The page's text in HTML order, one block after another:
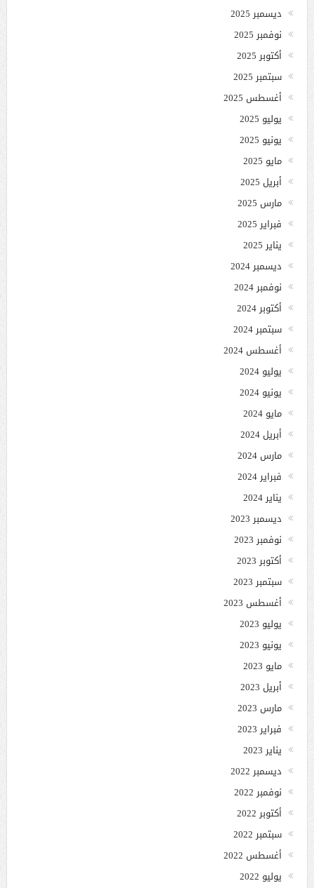
ديسمبر 2025
نوفمبر 2025
أكتوبر 2025
سبتمبر 2025
أغسطس 2025
يوليو 2025
يونيو 2025
مايو 2025
أبريل 2025
مارس 2025
فبراير 2025
يناير 2025
ديسمبر 2024
نوفمبر 2024
أكتوبر 2024
سبتمبر 2024
أغسطس 2024
يوليو 2024
يونيو 2024
مايو 2024
أبريل 2024
مارس 2024
فبراير 2024
يناير 2024
ديسمبر 2023
نوفمبر 2023
أكتوبر 2023
سبتمبر 2023
أغسطس 2023
يوليو 2023
يونيو 2023
مايو 2023
أبريل 2023
مارس 2023
فبراير 2023
يناير 2023
ديسمبر 2022
نوفمبر 2022
أكتوبر 2022
سبتمبر 2022
أغسطس 2022
يوليو 2022